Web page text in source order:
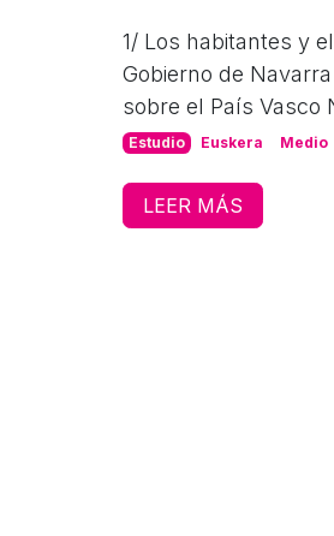
1/ Los habitantes y
Gobierno de
sobre el País Vasco
Estudio Euskera Medio
LEER MÁS